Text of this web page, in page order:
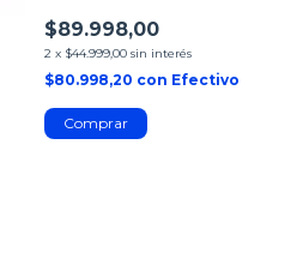
$89.998,00
2 x $44.999,00 sin interés
$80.998,20 con Efectivo